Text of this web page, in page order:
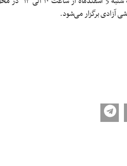
آزادی برگزار می‌شود.